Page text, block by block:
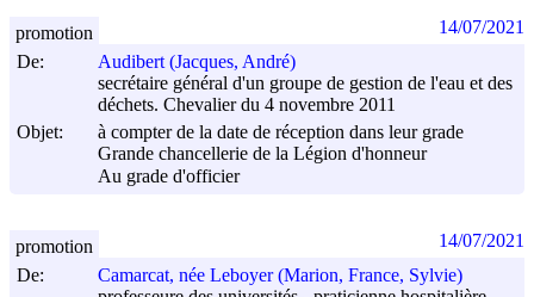
De:
Audibert (Jacques, André)
secrétaire général d'un groupe de gestion de l'eau et des
déchets. Chevalier du 4 novembre 2011
Objet:
à compter de la date de réception dans leur grade
Grande chancellerie de la Légion d'honneur
Au grade d'officier
promotion 14/07/2021
De:
Camarcat, née Leboyer (Marion, France, Sylvie)
promotion 14/07/2021